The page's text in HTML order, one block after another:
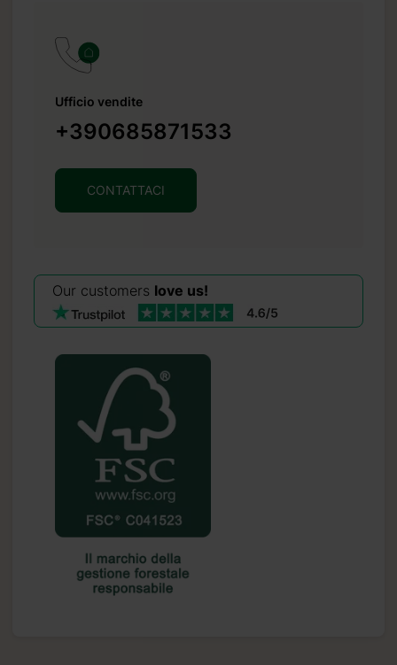
Ufficio vendite
+390685871533
CONTATTACI
Our customers love us!